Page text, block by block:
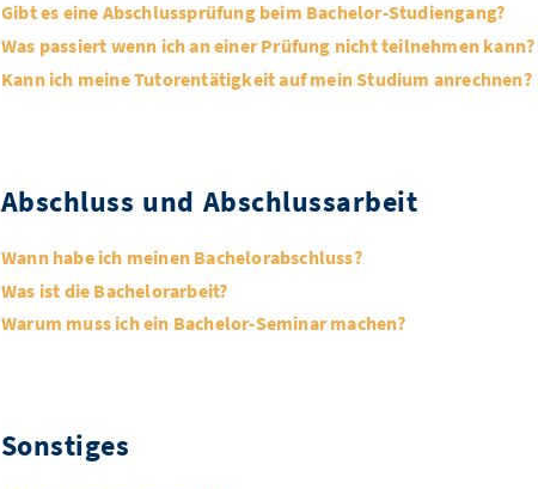
Gibt es eine Abschlussprüfung beim Bachelor-Studiengang?
Was passiert wenn ich an einer Prüfung nicht teilnehmen kann?
Kann ich meine Tutorentätigkeit auf mein Studium anrechnen?
Abschluss und Abschlussarbeit
Wann habe ich meinen Bachelorabschluss?
Was ist die Bachelorarbeit?
Warum muss ich ein Bachelor-Seminar machen?
Sonstiges